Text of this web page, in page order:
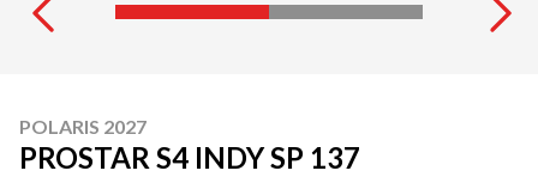
POLARIS 2027
PROSTAR S4 INDY SP 137